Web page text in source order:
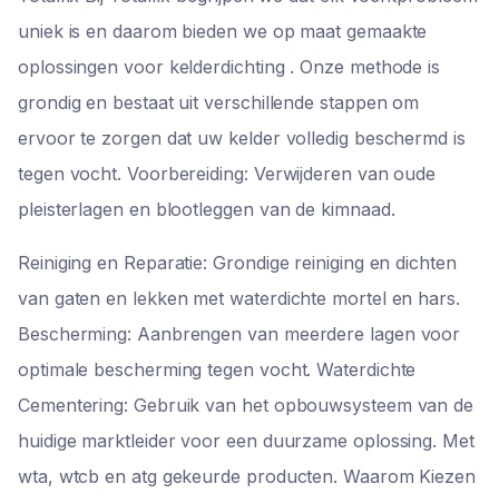
uniek is en daarom bieden we op maat gemaakte
oplossingen voor kelderdichting . Onze methode is
grondig en bestaat uit verschillende stappen om
ervoor te zorgen dat uw kelder volledig beschermd is
tegen vocht. Voorbereiding: Verwijderen van oude
pleisterlagen en blootleggen van de kimnaad.
Reiniging en Reparatie: Grondige reiniging en dichten
van gaten en lekken met waterdichte mortel en hars.
Bescherming: Aanbrengen van meerdere lagen voor
optimale bescherming tegen vocht. Waterdichte
Cementering: Gebruik van het opbouwsysteem van de
huidige marktleider voor een duurzame oplossing. Met
wta, wtcb en atg gekeurde producten. Waarom Kiezen